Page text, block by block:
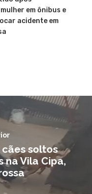
em ônibus e
acidente em
soltos
Vila Cipa,